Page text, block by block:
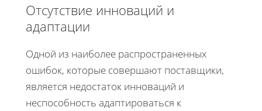
Отсутствие инноваций и
адаптации
Одной из наиболее распространенных
ошибок, которые совершают поставщики,
является недостаток инноваций и
неспособность адаптироваться к